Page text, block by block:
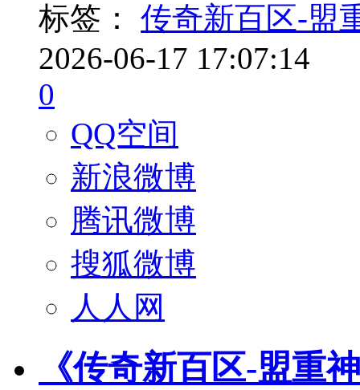
标签：
传奇新百区-盟
2026-06-17 17:07:14
0
QQ空间
新浪微博
腾讯微博
搜狐微博
人人网
《传奇新百区-盟重